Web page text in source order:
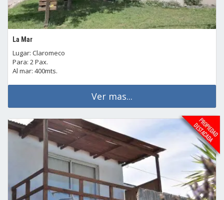
La Mar
Lugar: Claromeco
Para: 2 Pax.
Al mar: 400mts.
Ver mas...